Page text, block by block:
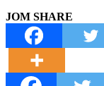
JOM SHARE